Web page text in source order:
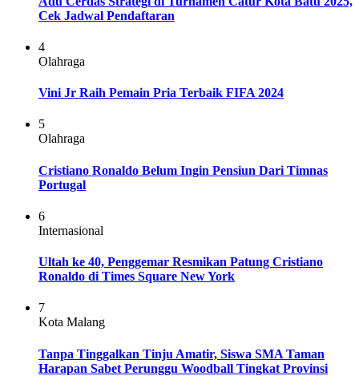
Cek Jadwal Pendaftaran
4
Olahraga
Vini Jr Raih Pemain Pria Terbaik FIFA 2024
5
Olahraga
Cristiano Ronaldo Belum Ingin Pensiun Dari Timnas
Portugal
6
Internasional
Ultah ke 40, Penggemar Resmikan Patung Cristiano
Ronaldo di Times Square New York
7
Kota Malang
Tanpa Tinggalkan Tinju Amatir, Siswa SMA Taman
Harapan Sabet Perunggu Woodball Tingkat Provinsi